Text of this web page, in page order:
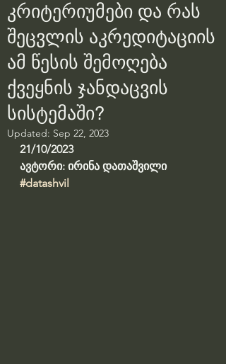
კრიტერიუმები და რას
შეცვლის აკრედიტაციის
ამ წესის შემოღება
ქვეყნის ჯანდაცვის
სისტემაში?
Updated: Sep 22, 2023
21/10/2023
ავტორი: ირინა დათაშვილი
#datashvil